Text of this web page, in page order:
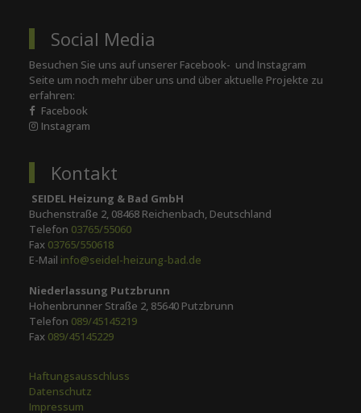
Social Media
Besuchen Sie uns auf unserer Facebook- und Instagram
Seite um noch mehr über uns und über aktuelle Projekte zu
erfahren:
Facebook
Instagram
Kontakt
SEIDEL Heizung & Bad GmbH
Buchenstraße 2, 08468 Reichenbach, Deutschland
Telefon 03765/55060
Fax 03765/550618
E-Mail info@seidel-heizung-bad.de
Niederlassung Putzbrunn
Hohenbrunner Straße 2, 85640 Putzbrunn
Telefon 089/45145219
Fax 089/45145229
Haftungsausschluss
Datenschutz
Impressum